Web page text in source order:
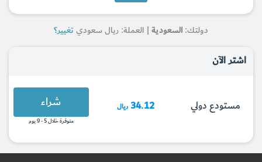
دولتك: السعودية | العملة: ريال سعوديتغيير؟
اشتر الآن
مستودع دولي 34.12 ريال شراء
متوفرة خلال 5 - 9 يوم